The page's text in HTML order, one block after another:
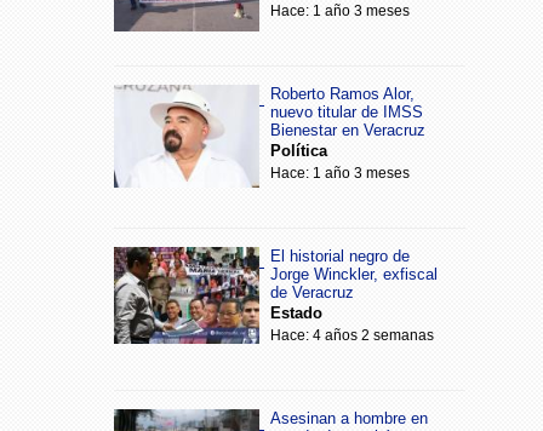
Hace: 1 año 3 meses
Roberto Ramos Alor,
nuevo titular de IMSS
Bienestar en Veracruz
Política
Hace: 1 año 3 meses
El historial negro de
Jorge Winckler, exfiscal
de Veracruz
Estado
Hace: 4 años 2 semanas
Asesinan a hombre en